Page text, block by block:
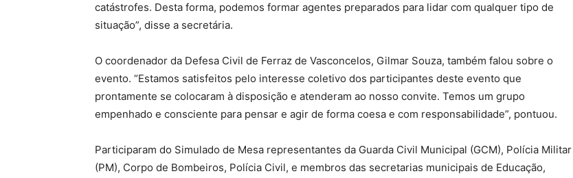
catástrofes. Desta forma, podemos formar agentes preparados para lidar com qualquer tipo de
situação”, disse a secretária.
O coordenador da Defesa Civil de Ferraz de Vasconcelos, Gilmar Souza, também falou sobre o
evento. “Estamos satisfeitos pelo interesse coletivo dos participantes deste evento que
prontamente se colocaram à disposição e atenderam ao nosso convite. Temos um grupo
empenhado e consciente para pensar e agir de forma coesa e com responsabilidade”, pontuou.
Participaram do Simulado de Mesa representantes da Guarda Civil Municipal (GCM), Polícia Militar
(PM), Corpo de Bombeiros, Polícia Civil, e membros das secretarias municipais de Educação,